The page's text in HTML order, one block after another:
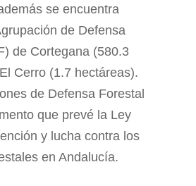
se encuentra
de Defensa
de Cortegana (580.3
Cerro (1.7 hectáreas).
de Defensa Forestal
que prevé la Ley
y lucha contra los
en Andalucía.